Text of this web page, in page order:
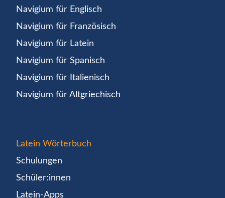
Navigium für Englisch
Navigium für Französisch
Navigium für Latein
Navigium für Spanisch
Navigium für Italienisch
Navigium für Altgriechisch
Latein Wörterbuch
Schulungen
Schüler:innen
Latein-Apps